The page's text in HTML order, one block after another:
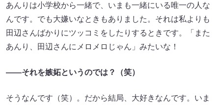
あんりは小学校から一緒で、いまも一緒にいる唯一の人な
んです。でも大嫌いなときもありました。それは私よりも
田辺さんばかりにツッコミをしたりするときです。「また
あんり、田辺さんにメロメロじゃん」みたいな！
――それを嫉妬というのでは？ （笑）
そうなんです（笑）。だから結局、大好きなんです。いま